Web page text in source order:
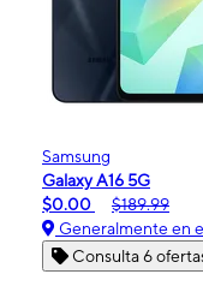
Samsung
Galaxy A16 5G
$0.00
$189.99
Generalmente en
Consulta 6